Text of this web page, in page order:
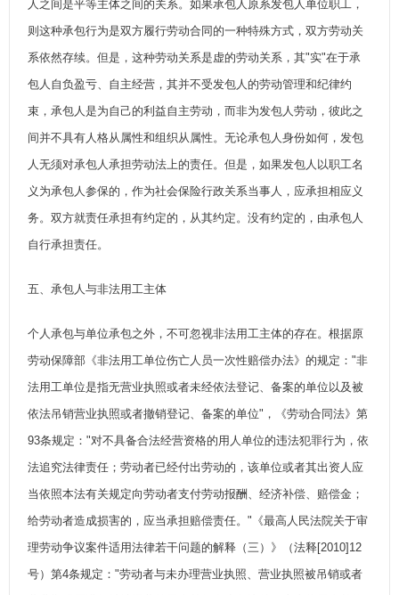
人之间是平等主体之间的关系。如果承包人原系发包人单位职工，
则这种承包行为是双方履行劳动合同的一种特殊方式，双方劳动关
系依然存续。但是，这种劳动关系是虚的劳动关系，其"实"在于承
包人自负盈亏、自主经营，其并不受发包人的劳动管理和纪律约
束，承包人是为自己的利益自主劳动，而非为发包人劳动，彼此之
间并不具有人格从属性和组织从属性。无论承包人身份如何，发包
人无须对承包人承担劳动法上的责任。但是，如果发包人以职工名
义为承包人参保的，作为社会保险行政关系当事人，应承担相应义
务。双方就责任承担有约定的，从其约定。没有约定的，由承包人
自行承担责任。
五、承包人与非法用工主体
个人承包与单位承包之外，不可忽视非法用工主体的存在。根据原
劳动保障部《非法用工单位伤亡人员一次性赔偿办法》的规定："非
法用工单位是指无营业执照或者未经依法登记、备案的单位以及被
依法吊销营业执照或者撤销登记、备案的单位"，《劳动合同法》第
93条规定："对不具备合法经营资格的用人单位的违法犯罪行为，依
法追究法律责任；劳动者已经付出劳动的，该单位或者其出资人应
当依照本法有关规定向劳动者支付劳动报酬、经济补偿、赔偿金；
给劳动者造成损害的，应当承担赔偿责任。"《最高人民法院关于审
理劳动争议案件适用法律若干问题的解释（三）》（法释[2010]12
号）第4条规定："劳动者与未办理营业执照、营业执照被吊销或者